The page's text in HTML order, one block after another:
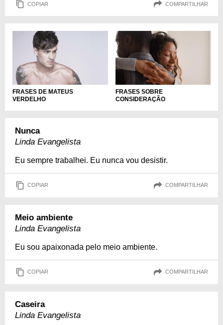
COPIAR COMPARTILHAR
FRASES DE MATEUS
VERDELHO
FRASES SOBRE
CONSIDERAÇÃO
Nunca
Linda Evangelista
Eu sempre trabalhei. Eu nunca vou desistir.
COPIAR COMPARTILHAR
Meio ambiente
Linda Evangelista
Eu sou apaixonada pelo meio ambiente.
COPIAR COMPARTILHAR
Caseira
Linda Evangelista